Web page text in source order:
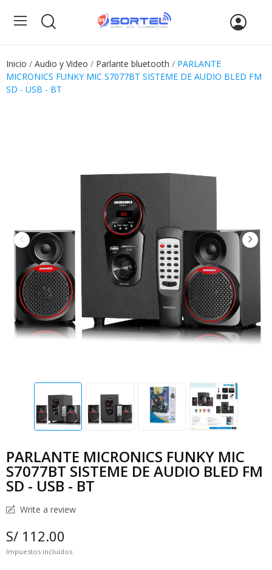
Inicio Audio y Video Parlante bluetooth
PARLANTE
MICRONICS FUNKY MIC S7077BT SISTEME DE AUDIO BLED FM
SD - USB - BT
PARLANTE MICRONICS FUNKY MIC
S7077BT SISTEME DE AUDIO BLED FM
SD - USB - BT
Write a review
S/ 112.00
Impuestos incluidos